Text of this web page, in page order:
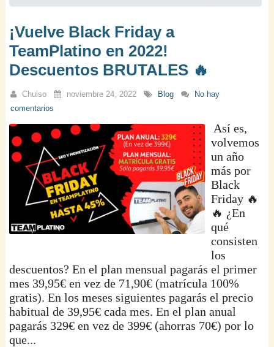
¡Vuelve Black Friday a
TeamPlatino en 2022!
Descuentos BRUTALES 🔥
Chuiso noviembre 24, 2022 Blog
No hay
comentarios
Así es,
volvemos
un año
más por
Black
Friday 🔥
🔥 ¿En
qué
consisten
los
descuentos? En el plan mensual pagarás el primer
mes 39,95€ en vez de 71,90€ (matrícula 100%
gratis). En los meses siguientes pagarás el precio
habitual de 39,95€ cada mes. En el plan anual
pagarás 329€ en vez de 399€ (ahorras 70€) por lo
que...